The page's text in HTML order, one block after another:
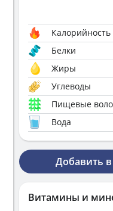
Калорийность
Белки
Жиры
Углеводы
Пищевые
Вода
Добавить
Витамины и